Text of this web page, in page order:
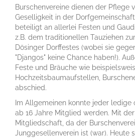
Burschenvereine dienen der Pflege
Geselligkeit in der
beteiligt an allerlei Festen und
z.B. dem traditionellen Tauziehen
Dösinger Dorffestes (wobei sie
"Djangos" keine Chance haben!).
Feste und Bräuche wie
Hochzeitsbaumaufstellen,
abschied.
Im Allgemeinen konnte jeder ledige
ab 16 Jahre Mitglied werden. Mit
Mitgliedschaft, da der
Junggesellenverein ist (war). Heute